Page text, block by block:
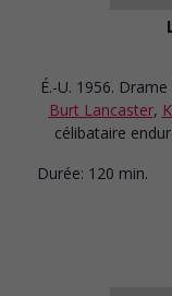
É.-U. 1956.
Burt Lancaster,
célibataire
Durée: 120 min.